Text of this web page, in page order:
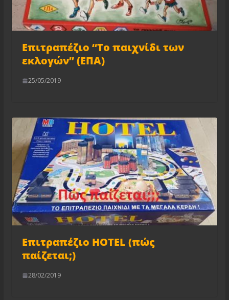
Επιτραπέζιο “Το παιχνίδι των
εκλογών” (ΕΠΑ)
25/05/2019
Επιτραπέζιο HOTEL (πώς
παίζεται;)
28/02/2019